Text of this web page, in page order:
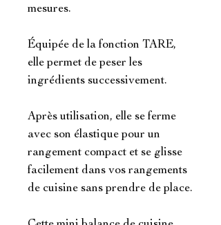
mesures.
Équipée de la fonction TARE,
elle permet de peser les
ingrédients successivement.
Après utilisation, elle se ferme
avec son élastique pour un
rangement compact et se glisse
facilement dans vos rangements
de cuisine sans prendre de place.